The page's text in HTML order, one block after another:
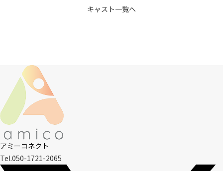
キャスト一覧へ
アミーコネクト
Tel.050-1721-2065